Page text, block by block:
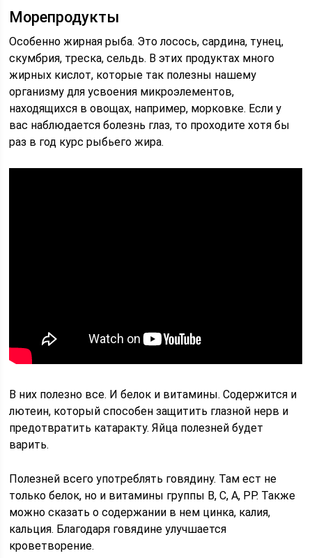
Морепродукты
Особенно жирная рыба. Это лосось, сардина, тунец,
скумбрия, треска, сельдь. В этих продуктах много
жирных кислот, которые так полезны нашему
организму для усвоения микроэлементов,
находящихся в овощах, например, морковке. Если у
вас наблюдается болезнь глаз, то проходите хотя бы
раз в год курс рыбьего жира.
В них полезно все. И белок и витамины. Содержится и
лютеин, который способен защитить глазной нерв и
предотвратить катаракту. Яйца полезней будет
варить.
Полезней всего употреблять говядину. Там ест не
только белок, но и витамины группы В, С, А, РР. Также
можно сказать о содержании в нем цинка, калия,
кальция. Благодаря говядине улучшается
кроветворение.